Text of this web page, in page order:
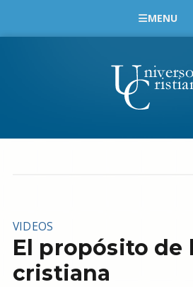
MENU
VIDEOS
El propósito de
cristiana